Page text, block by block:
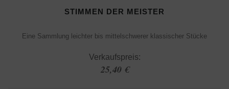
STIMMEN DER MEISTER
Eine Sammlung leichter bis mittelschwerer klassischer Stücke
Verkaufspreis:
25,40 €